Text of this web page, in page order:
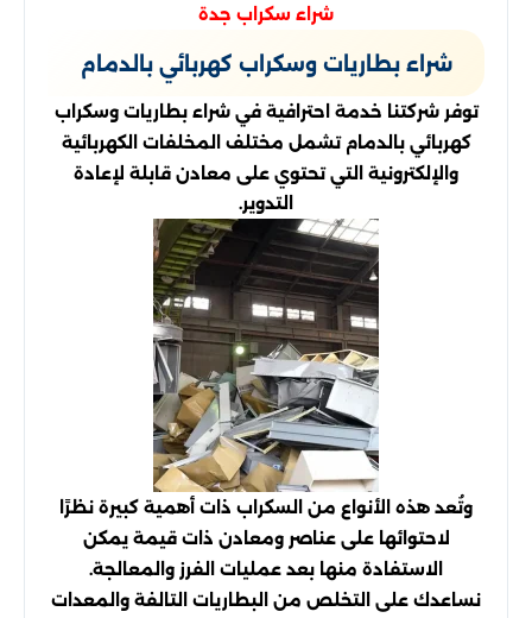
شراء سكراب جدة
شراء بطاريات وسكراب كهربائي بالدمام
توفر شركتنا خدمة احترافية في شراء بطاريات وسكراب
كهربائي بالدمام تشمل مختلف المخلفات الكهربائية
والإلكترونية التي تحتوي على معادن قابلة لإعادة
التدوير.
وتُعد هذه الأنواع من السكراب ذات أهمية كبيرة نظرًا
لاحتوائها على عناصر ومعادن ذات قيمة يمكن
الاستفادة منها بعد عمليات الفرز والمعالجة.
نساعدك على التخلص من البطاريات التالفة والمعدات